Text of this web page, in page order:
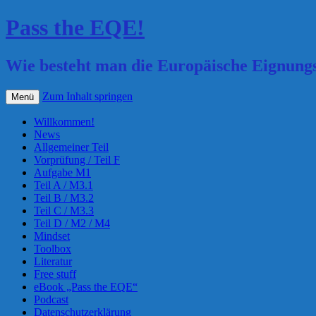
Pass the EQE!
Wie besteht man die Europäische
Menü Zum Inhalt springen
Willkommen!
News
Allgemeiner Teil
Vorprüfung / Teil F
Aufgabe M1
Teil A / M3.1
Teil B / M3.2
Teil C / M3.3
Teil D / M2 / M4
Mindset
Toolbox
Literatur
Free stuff
eBook „Pass the EQE“
Podcast
Datenschutzerklärung